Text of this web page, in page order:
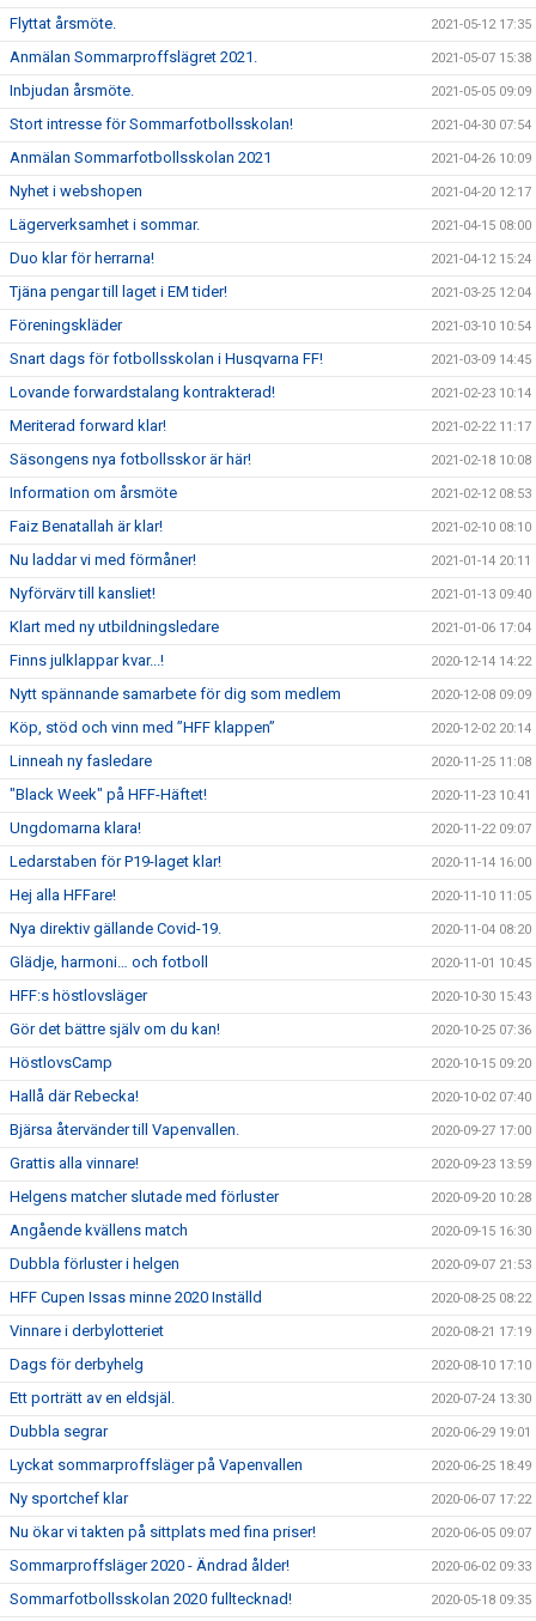
Flyttat årsmöte. 2021-05-12 17:35
Anmälan Sommarproffslägret 2021. 2021-05-07 15:38
Inbjudan årsmöte. 2021-05-05 09:09
Stort intresse för Sommarfotbollsskolan! 2021-04-30 07:54
Anmälan Sommarfotbollsskolan 2021 2021-04-26 10:09
Nyhet i webshopen 2021-04-20 12:17
Lägerverksamhet i sommar. 2021-04-15 08:00
Duo klar för herrarna! 2021-04-12 15:24
Tjäna pengar till laget i EM tider! 2021-03-25 12:04
Föreningskläder 2021-03-10 10:54
Snart dags för fotbollsskolan i Husqvarna FF! 2021-03-09 14:45
Lovande forwardstalang kontrakterad! 2021-02-23 10:14
Meriterad forward klar! 2021-02-22 11:17
Säsongens nya fotbollsskor är här! 2021-02-18 10:08
Information om årsmöte 2021-02-12 08:53
Faiz Benatallah är klar! 2021-02-10 08:10
Nu laddar vi med förmåner! 2021-01-14 20:11
Nyförvärv till kansliet! 2021-01-13 09:40
Klart med ny utbildningsledare 2021-01-06 17:04
Finns julklappar kvar...! 2020-12-14 14:22
Nytt spännande samarbete för dig som medlem 2020-12-08 09:09
Köp, stöd och vinn med ”HFF klappen” 2020-12-02 20:14
Linneah ny fasledare 2020-11-25 11:08
"Black Week" på HFF-Häftet! 2020-11-23 10:41
Ungdomarna klara! 2020-11-22 09:07
Ledarstaben för P19-laget klar! 2020-11-14 16:00
Hej alla HFFare! 2020-11-10 11:05
Nya direktiv gällande Covid-19. 2020-11-04 08:20
Glädje, harmoni… och fotboll 2020-11-01 10:45
HFF:s höstlovsläger 2020-10-30 15:43
Gör det bättre själv om du kan! 2020-10-25 07:36
HöstlovsCamp 2020-10-15 09:20
Hallå där Rebecka! 2020-10-02 07:40
Bjärsa återvänder till Vapenvallen. 2020-09-27 17:00
Grattis alla vinnare! 2020-09-23 13:59
Helgens matcher slutade med förluster 2020-09-20 10:28
Angående kvällens match 2020-09-15 16:30
Dubbla förluster i helgen 2020-09-07 21:53
HFF Cupen Issas minne 2020 Inställd 2020-08-25 08:22
Vinnare i derbylotteriet 2020-08-21 17:19
Dags för derbyhelg 2020-08-10 17:10
Ett porträtt av en eldsjäl. 2020-07-24 13:30
Dubbla segrar 2020-06-29 19:01
Lyckat sommarproffsläger på Vapenvallen 2020-06-25 18:49
Ny sportchef klar 2020-06-07 17:22
Nu ökar vi takten på sittplats med fina priser! 2020-06-05 09:07
Sommarproffsläger 2020 - Ändrad ålder! 2020-06-02 09:33
Sommarfotbollsskolan 2020 fulltecknad! 2020-05-18 09:35